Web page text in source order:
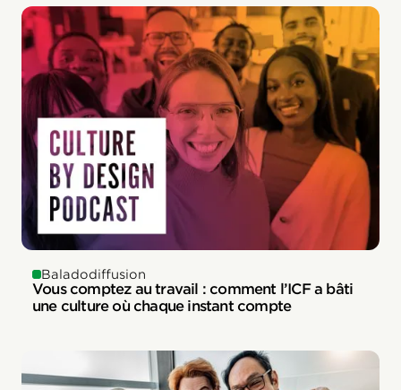
Baladodiffusion
Vous comptez au travail : comment l’ICF a bâti
une culture où chaque instant compte